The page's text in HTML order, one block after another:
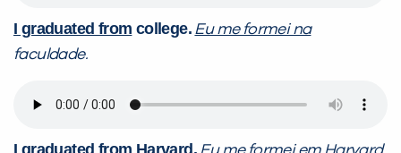
I graduated from college. Eu me formei na
faculdade.